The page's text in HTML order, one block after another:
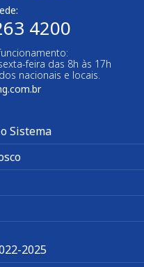
4200
feira das 8h às 17h
nacionais e locais.
Sistema
2025